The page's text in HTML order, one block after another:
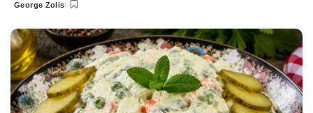
Posted
George Zolis